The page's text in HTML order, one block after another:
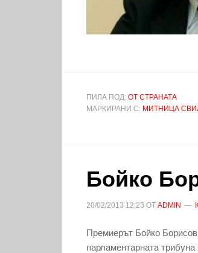
ПИЛА ПОД: ОТ СТРАНАТА
МАРКИРАНИ С: МИТНИЦА
Бойко
20/02/2013 12:23 ОТ ADMIN
Премиерът Бойко
парламентарната